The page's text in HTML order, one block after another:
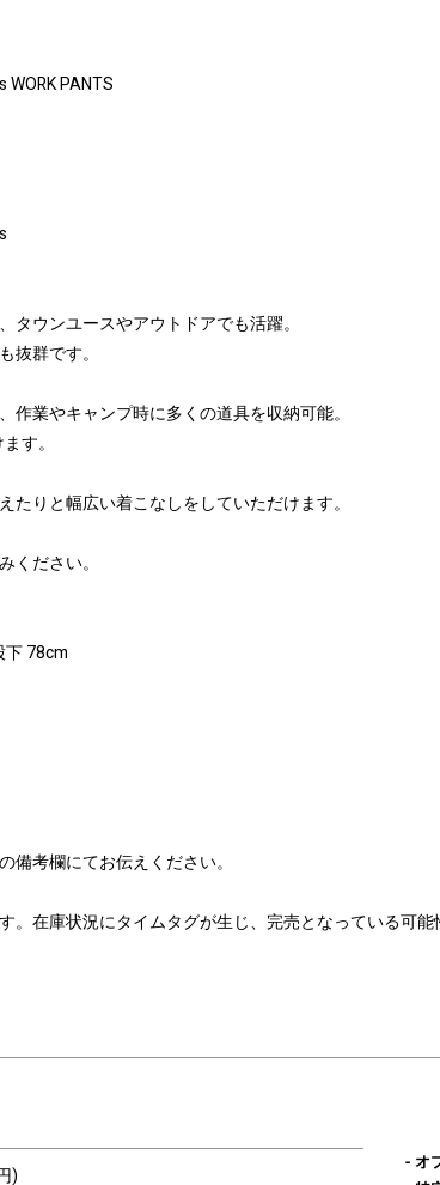
PANTS
ウンユースやアウトドアでも活躍。
抜群です。
業やキャンプ時に多くの道具を収納可能。
す。
りと幅広い着こなしをしていただけます。
ください。
下 78cm
考欄にてお伝えください。
在庫状況にタイムタグが生じ、完売となっている可
)
オ